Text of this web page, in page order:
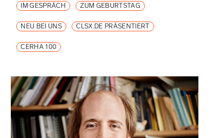
IM GESPRÄCH ZUM GEBURTSTAG
NEU BEI UNS CLSX.DE PRÄSENTIERT
CERHA 100